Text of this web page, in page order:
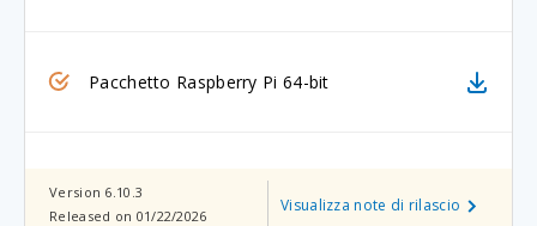
Pacchetto Raspberry Pi 64-bit
Version 6.10.3
Released on 01/22/2026
Visualizza note di rilascio